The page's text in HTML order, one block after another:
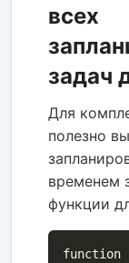
всех
задач
Для
полезно
временем
функции
function